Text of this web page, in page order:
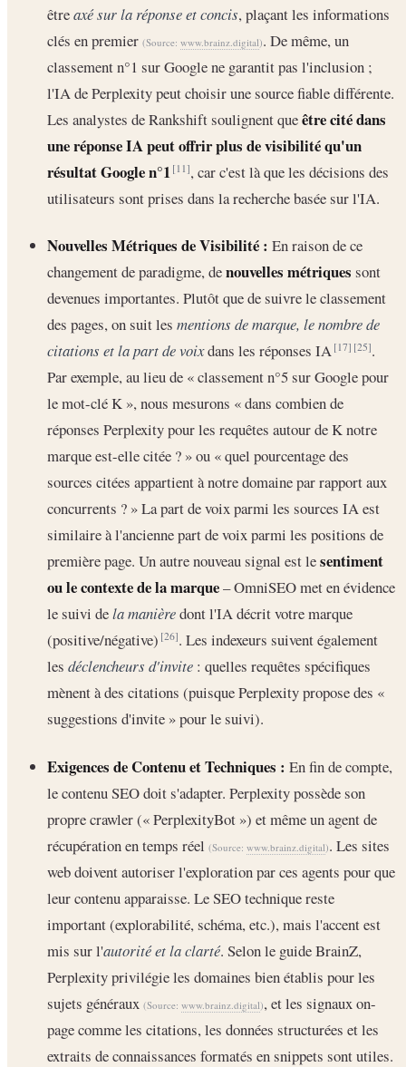
êtreaxé sur la réponse et concis, plaçant les informations
clés en premier (Source: www.brainz.digital). De même, un
classement n°1 sur Google ne garantit pas l'inclusion ;
l'IA de Perplexity peut choisir une source fiable différente.
Les analystes de Rankshift soulignent queêtre cité dans
une réponse IA peut offrir plus de visibilité qu'un
résultat Google n°1 [11], car c'est là que les décisions des
utilisateurs sont prises dans la recherche basée sur l'IA.
Nouvelles Métriques de Visibilité : En raison de ce
changement de paradigme, denouvelles métriques sont
devenues importantes. Plutôt que de suivre le classement
des pages, on suit les mentions de marque, le nombre de
citations et la part de voixdans les réponses IA[17] [25].
Par exemple, au lieu de « classement n°5 sur Google pour
le mot-clé K », nous mesurons « dans combien de
réponses Perplexity pour les requêtes autour de K notre
marque est-elle citée ? » ou « quel pourcentage des
sources citées appartient à notre domaine par rapport aux
concurrents ? » La part de voix parmi les sources IA est
similaire à l'ancienne part de voix parmi les positions de
première page. Un autre nouveau signal est lesentiment
ou le contexte de la marque– OmniSEO met en évidence
le suivi dela manièredont l'IA décrit votre marque
(positive/négative)[26]. Les indexeurs suivent également
les déclencheurs d'invite : quelles requêtes spécifiques
mènent à des citations (puisque Perplexity propose des «
suggestions d'invite » pour le suivi).
Exigences de Contenu et Techniques : En fin de compte,
le contenu SEO doit s'adapter. Perplexity possède son
propre crawler (« PerplexityBot ») et même un agent de
récupération en temps réel (Source: www.brainz.digital). Les sites
web doivent autoriser l'exploration par ces agents pour que
leur contenu apparaisse. Le SEO technique reste
important (explorabilité, schéma, etc.), mais l'accent est
mis sur l'autorité et la clarté. Selon le guide BrainZ,
Perplexity privilégie les domaines bien établis pour les
sujets généraux (Source: www.brainz.digital), et les signaux on-
page comme les citations, les données structurées et les
extraits de connaissances formatés en snippets sont utiles.